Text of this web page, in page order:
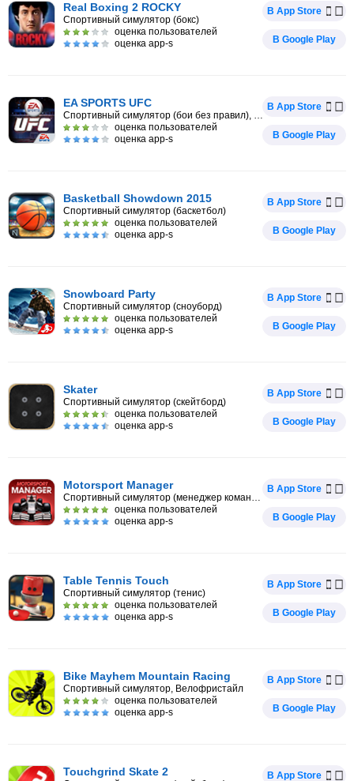
Real Boxing 2 ROCKY
Спортивный симулятор (бокс)
оценка пользователей
оценка app-s
В App Store
В Google Play
EA SPORTS UFC
Спортивный симулятор (бои без правил), Файтинг
оценка пользователей
оценка app-s
В App Store
В Google Play
Basketball Showdown 2015
Спортивный симулятор (баскетбол)
оценка пользователей
оценка app-s
В App Store
В Google Play
Snowboard Party
Спортивный симулятор (сноуборд)
оценка пользователей
оценка app-s
В App Store
В Google Play
Skater
Спортивный симулятор (скейтборд)
оценка пользователей
оценка app-s
В App Store
В Google Play
Motorsport Manager
Спортивный симулятор (менеджер команды Формула-1)
оценка пользователей
оценка app-s
В App Store
В Google Play
Table Tennis Touch
Спортивный симулятор (тенис)
оценка пользователей
оценка app-s
В App Store
В Google Play
Bike Mayhem Mountain Racing
Спортивный симулятор, Велофристайл
оценка пользователей
оценка app-s
В App Store
В Google Play
Touchgrind Skate 2 В App Store